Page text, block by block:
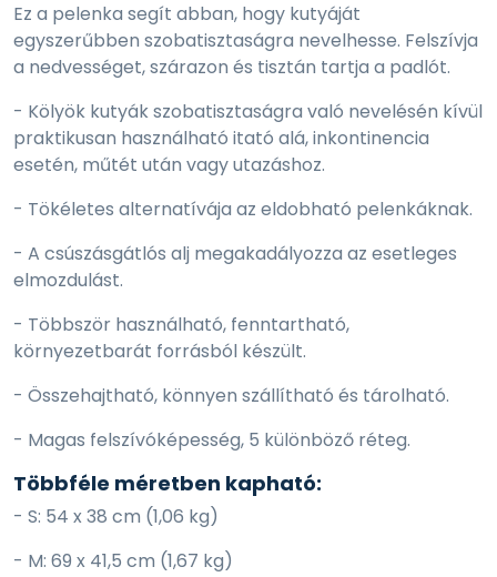
Ez a pelenka segít abban, hogy kutyáját
egyszerűbben szobatisztaságra nevelhesse. Felszívja
a nedvességet, szárazon és tisztán tartja a padlót.
- Kölyök kutyák szobatisztaságra való nevelésén kívül
praktikusan használható itató alá, inkontinencia
esetén, műtét után vagy utazáshoz.
- Tökéletes alternatívája az eldobható pelenkáknak.
- A csúszásgátlós alj megakadályozza az esetleges
elmozdulást.
- Többször használható, fenntartható,
környezetbarát forrásból készült.
- Összehajtható, könnyen szállítható és tárolható.
- Magas felszívóképesség, 5 különböző réteg.
Többféle méretben kapható:
- S: 54 x 38 cm (1,06 kg)
- M: 69 x 41,5 cm (1,67 kg)